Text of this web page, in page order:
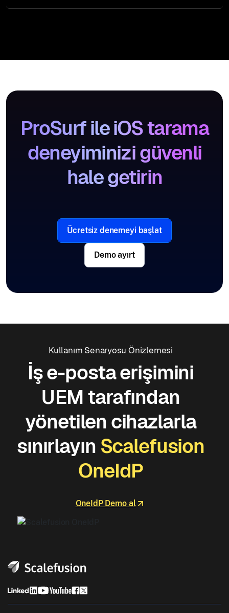
ProSurf ile iOS tarama
deneyiminizi güvenli
hale getirin
Ücretsiz denemeyi başlat
Demo ayırt
Kullanım Senaryosu Önizlemesi
İş e-posta erişimini
UEM tarafından
yönetilen cihazlarla
sınırlayın Scalefusion
OneIdP
OneIdP Demo al